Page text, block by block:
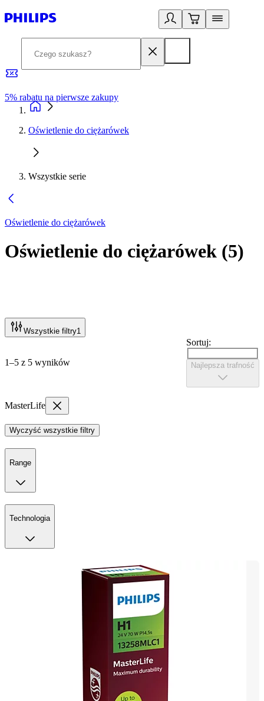
5% rabatu na pierwsze zakupy
Oświetlenie do ciężarówek
Wszystkie serie
Oświetlenie do ciężarówek
Oświetlenie do ciężarówek (5)
Wszystkie filtry1
1–5 z 5 wyników
Sortuj:
Najlepsza trafność
MasterLife
Wyczyść wszystkie filtry
Range
Technologia